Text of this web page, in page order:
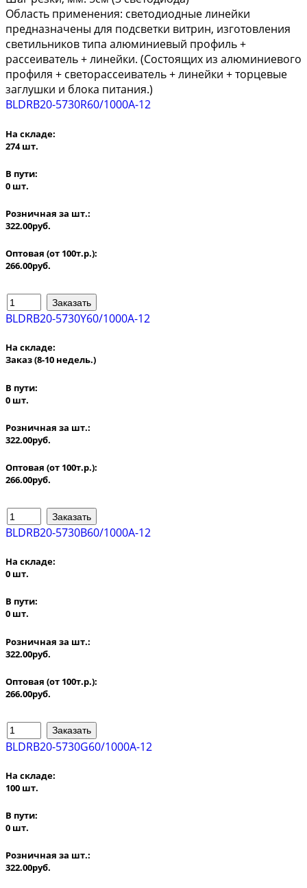
Область применения: светодиодные линейки
предназначены для подсветки витрин, изготовления
светильников типа алюминиевый профиль +
рассеиватель + линейки. (Состоящих из алюминиевого
профиля + светорассеиватель + линейки + торцевые
заглушки и блока питания.)
BLDRB20-5730R60/1000A-12
На складе:
274 шт.
В пути:
0 шт.
Розничная за шт.:
322.00руб.
Оптовая (от 100т.р.):
266.00руб.
BLDRB20-5730Y60/1000A-12
На складе:
Заказ(8-10 недель.)
В пути:
0 шт.
Розничная за шт.:
322.00руб.
Оптовая (от 100т.р.):
266.00руб.
BLDRB20-5730B60/1000A-12
На складе:
0 шт.
В пути:
0 шт.
Розничная за шт.:
322.00руб.
Оптовая (от 100т.р.):
266.00руб.
BLDRB20-5730G60/1000A-12
На складе:
100 шт.
В пути:
0 шт.
Розничная за шт.:
322.00руб.